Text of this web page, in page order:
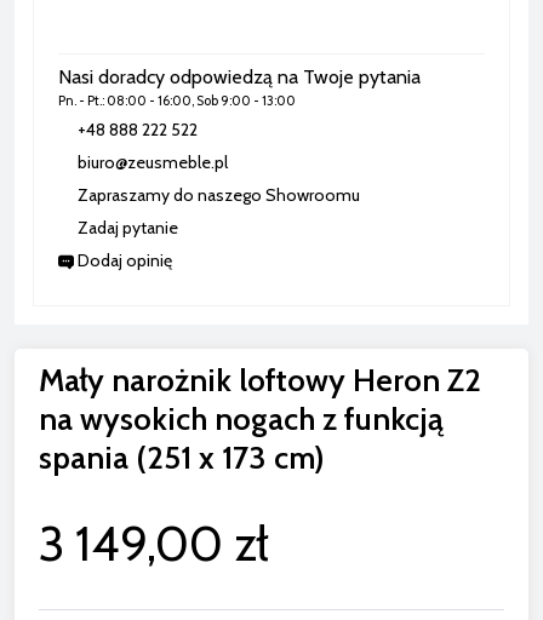
Nasi doradcy odpowiedzą na Twoje pytania
Pn. - Pt.: 08:00 - 16:00, Sob 9:00 - 13:00
+48 888 222 522
biuro@zeusmeble.pl
Zapraszamy do naszego Showroomu
Zadaj pytanie
Dodaj opinię
Mały narożnik loftowy Heron Z2
na wysokich nogach z funkcją
spania (251 x 173 cm)
3 149,00 zł